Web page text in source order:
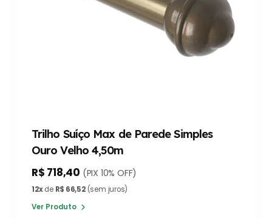
Trilho Suíço Max de Parede Simples
Ouro Velho 4,50m
R$ 718,40 (PIX 10% OFF)
12xde R$ 66,52(sem juros)
Ver Produto